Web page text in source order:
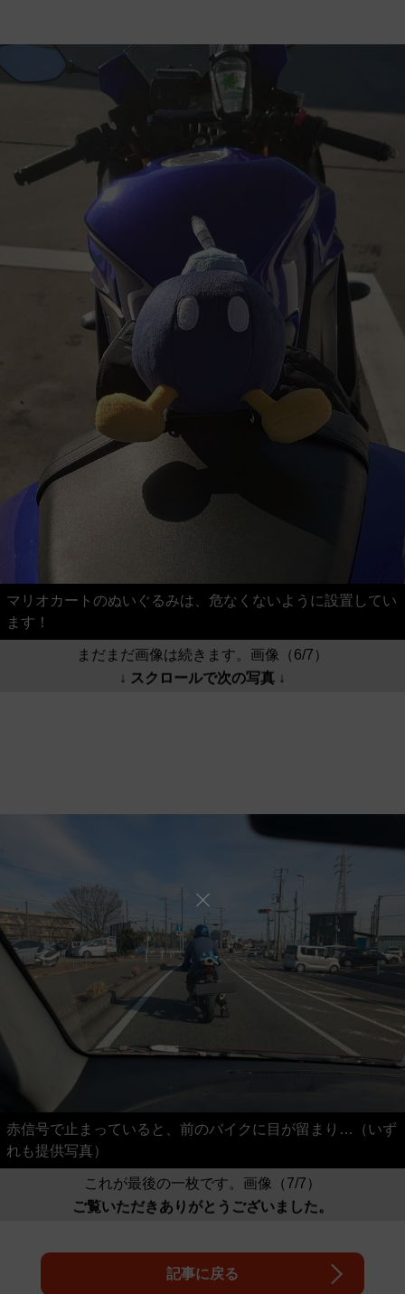
マリオカートのぬいぐるみは、危なくないように設置してい
ます！
まだまだ画像は続きます。画像（6/7）
↓ スクロールで次の写真 ↓
赤信号で止まっていると、前のバイクに目が留まり…（いず
れも提供写真）
これが最後の一枚です。画像（7/7）
ご覧いただきありがとうございました。
記事に戻る